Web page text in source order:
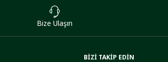
Bize Ulaşın
BİZİ TAKİP EDİN